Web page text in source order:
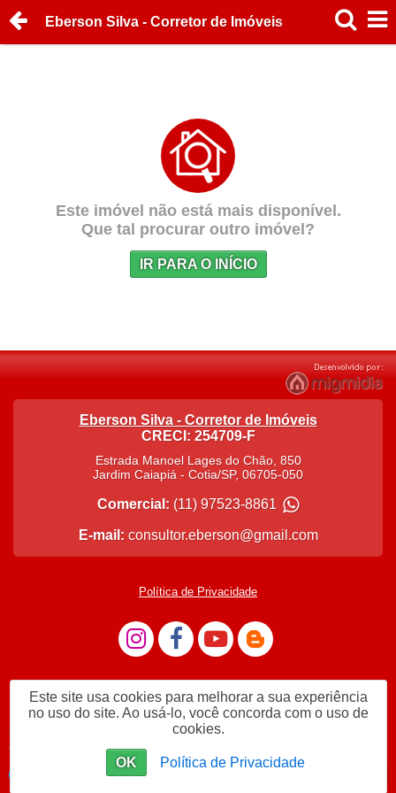
Eberson Silva - Corretor de Imóveis
Este imóvel não está mais disponível.
Que tal procurar outro imóvel?
IR PARA O INÍCIO
Enviar mensagem
Me Chame no WhatsApp 11975238861
Eberson Silva - Corretor de Imóveis
CRECI: 254709-F
Estrada Manoel Lages do Chão, 850
Jardim Caiapiá - Cotia/SP, 06705-050
Comercial: (11) 97523-8861
E-mail: consultor.eberson@gmail.com
Política de Privacidade
Este site usa cookies para melhorar a sua experiência
no uso do site. Ao usá-lo, você concorda com o uso de
cookies.
OK Política de Privacidade